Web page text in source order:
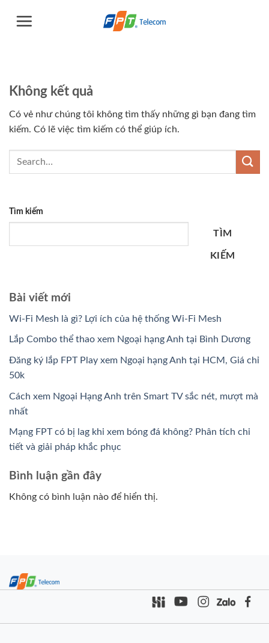
Không kết quả
Có vẻ như chúng tôi không tìm thấy những gì bạn đang tìm
kiếm. Có lẽ việc tìm kiếm có thể giúp ích.
Tìm kiếm
TÌM
KIẾM
Bài viết mới
Wi-Fi Mesh là gì? Lợi ích của hệ thống Wi-Fi Mesh
Lắp Combo thể thao xem Ngoại hạng Anh tại Bình Dương
Đăng ký lắp FPT Play xem Ngoại hạng Anh tại HCM, Giá chỉ
50k
Cách xem Ngoại Hạng Anh trên Smart TV sắc nét, mượt mà
nhất
Mạng FPT có bị lag khi xem bóng đá không? Phân tích chi
tiết và giải pháp khắc phục
Bình luận gần đây
Không có bình luận nào để hiển thị.